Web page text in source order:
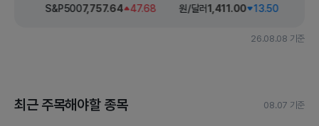
S&P5007,757.64 47.68 원/달러1,411.00 13.50
26.08.08 기준
최근 주목해야할 종목 08.07 기준